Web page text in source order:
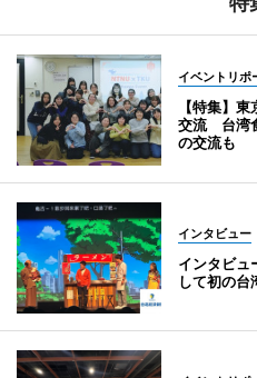
イベントリポ
【特集】
交流 台湾
の交流も
インタビュー
インタビ
して初の台